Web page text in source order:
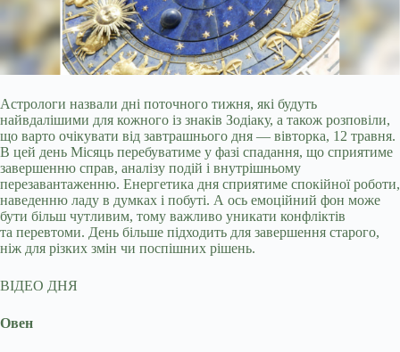
Астрологи назвали дні поточного тижня, які будуть
найвдалішими для кожного із знаків Зодіаку, а також розповіли,
що варто очікувати від завтрашнього дня — вівторка, 12 травня.
В цей день Місяць перебуватиме у фазі спадання, що сприятиме
завершенню справ, аналізу подій і внутрішньому
перезавантаженню. Енергетика дня сприятиме спокійної роботи,
наведенню ладу в думках і побуті. А ось емоційний фон може
бути більш чутливим, тому важливо уникати конфліктів
та перевтоми. День більше підходить для завершення старого,
ніж для різких змін чи поспішних рішень.
ВІДЕО ДНЯ
Овен